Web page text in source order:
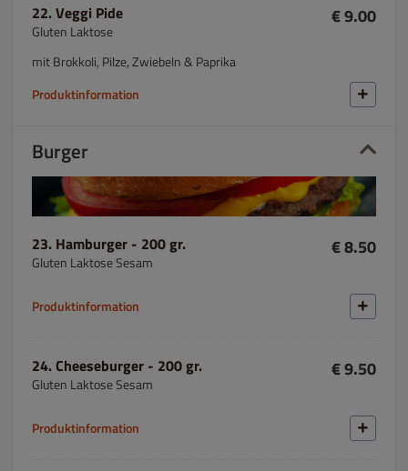
22. Veggi Pide
Gluten Laktose
€ 9.00
mit Brokkoli, Pilze, Zwiebeln & Paprika
Produktinformation
Burger
23. Hamburger - 200 gr.
Gluten Laktose Sesam
€ 8.50
Produktinformation
24. Cheeseburger - 200 gr.
Gluten Laktose Sesam
€ 9.50
Produktinformation